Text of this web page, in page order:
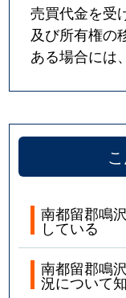
売買代金を受
及び所有権の
ある場合には
南都留郡鳴
している
南都留郡鳴
況について